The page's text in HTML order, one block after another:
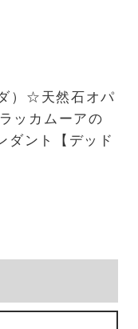
）☆天然石オパ
ッカムーアの
ダント【デッド